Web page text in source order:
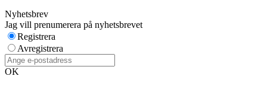
Nyhetsbrev
Jag vill prenumerera på nyhetsbrevet
Registrera
Avregistrera
OK